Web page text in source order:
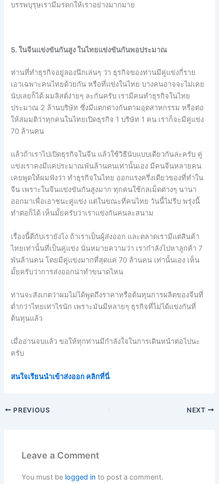
บรรพบุรุษเรามีมรดกให้เราอย่างมากมาย
5. ในจีนแข่งขันกันสูง ในไทยแข่งขันกันพอประมาณ
ท่านที่ทำธุรกิจอยู่ลองนึกเล่นๆ ว่า ธุรกิจของท่านมีคู่แข่งกี่ราย
เอาเฉพาะคนไทยด้วยกัน หรือที่แข่งในไทย บางคนอาจจะไม่เคย
นับเลยก็ได้ ผมลิสต์ง่ายๆ ละกันครับ เรามีคนทำธุรกิจในไทย
ประมาณ 2 ล้านบริษัท ซึ่งมีแตกต่างกันตามอุตสาหกรรม หรือต่อ
ให้สมมติว่าทุกคนในไทยเปิดธุรกิจ 1 บริษัท 1 คน เราก็จะมีคู่แข่ง
70 ล้านคน
แล้วถ้าเราไปเปิดธุรกิจในจีน แล้วใช้วิธีนับแบบเดียวกันล่ะครับ คู่
แข่งเราคงมีแค่ประมาณพันล้านคนเท่านั้นเอง มีคนจีนหลายคน
เคยพูดให้ผมฟังว่า ทำธุรกิจในไทย ออกแรงครึ่งเดียวของที่ทำใน
จีน เพราะในจีนแข่งขันกันสูงมาก ทุกคนใช้กลเม็ดต่างๆ นานา
ออกมาเพื่อเอาชนะคู่แข่ง แต่ในขณะที่คนไทย วันนี้ไม่รีบ พรุ่งนี้
ทำต่อก็ได้ เห็นมั้ยครับว่าเราแข่งกันคนละสนาม
เรื่องนี้ดีกับเรายังไง ถ้าเราเป็นผู้ส่งออก และตลาดเรามีแต่สินค้า
ไทยเท่านั้นที่เป็นคู่แข่ง นั่นหมายความว่า เรากำลังไปหาลูกค้า 7
พันล้านคน โดยมีคู่แข่งมากที่สุดแค่ 70 ล้านคน เท่านั้นเอง เห็น
มั้ยครับว่าการส่งออกน่าทำขนาดไหน
ท่านจะสังเกตว่าผมไม่ได้พูดถึงราคาหรือต้นทุนการผลิตของจีนที่
ต่ำกว่าไทยเท่าไรนัก เพราะมันมีหลายๆ ธุรกิจที่ไม่ได้แข่งกันที่
ต้นทุนแล้ว
เมื่ออ่านจบแล้ว ขอให้ทุกท่านมีกำลังใจในการเดินหน้าต่อไปนะ
ครับ
สนใจเรียนนำเข้าส่งออก คลิกที่นี่
PREVIOUS NEXT
Leave a Comment
You must be logged in to post a comment.